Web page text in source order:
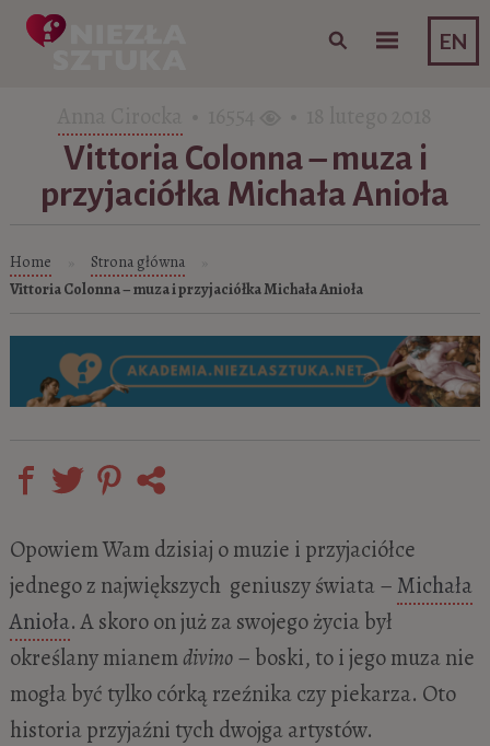
EN
Skip to content
Vittoria Colonna – muza i
przyjaciółka Michała Anioła
Home Strona główna
Vittoria Colonna – muza i przyjaciółka Michała Anioła
Opowiem Wam dzisiaj o muzie i przyjaciółce
jednego z największych geniuszy świata – Michała
Anioła. A skoro on już za swojego życia był
określany mianemdivino– boski, to i jego muza nie
mogła być tylko córką rzeźnika czy piekarza. Oto
historia przyjaźni tych dwojga artystów.